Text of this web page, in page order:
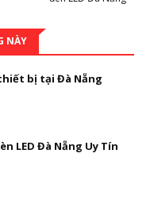
NÀY
bị tại Đà Nẵng
LED Đà Nẵng Uy Tín